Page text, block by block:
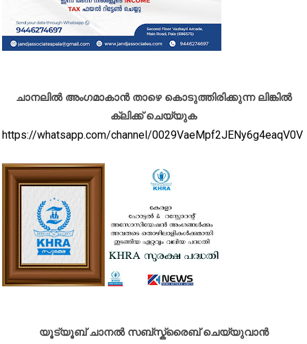
ചാനലിൽ അംഗമാകാൻ താഴെ കൊടുത്തിരിക്കുന്ന ലിങ്കിൽ
ക്ലിക്ക് ചെയ്യുക
https://whatsapp.com/channel/0029VaeMpf2JENy6g4eaqV0V
യൂട്യൂബ് ചാനൽ സബ്സ്ക്രൈബ് ചെയ്യുവാൻ